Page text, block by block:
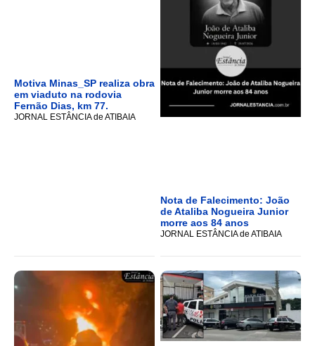
Motiva Minas_SP realiza obra
em viaduto na rodovia
Fernão Dias, km 77.
JORNAL ESTÂNCIA de ATIBAIA
Nota de Falecimento: João
de Ataliba Nogueira Junior
morre aos 84 anos
JORNAL ESTÂNCIA de ATIBAIA